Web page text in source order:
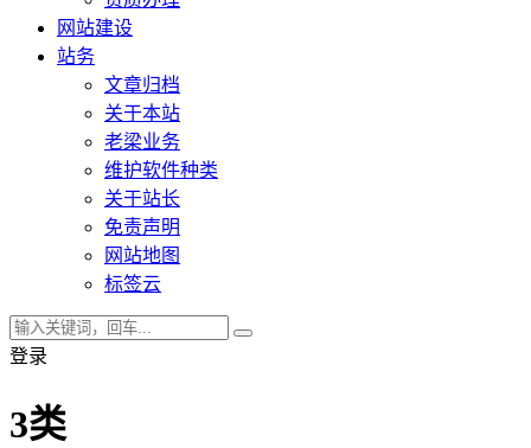
网站建设
站务
文章归档
关于本站
老梁业务
维护软件种类
关于站长
免责声明
网站地图
标签云
登录
3类